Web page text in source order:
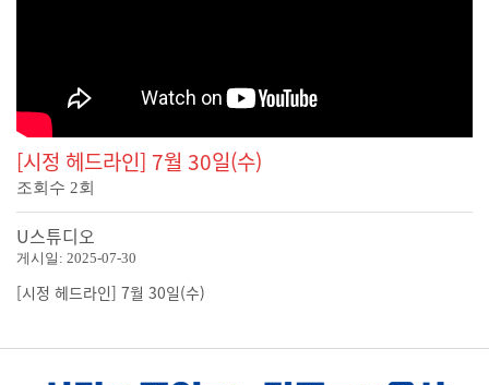
[시정 헤드라인] 7월 30일(수)
조회수 2회
U스튜디오
게시일: 2025-07-30
[시정 헤드라인] 7월 30일(수)